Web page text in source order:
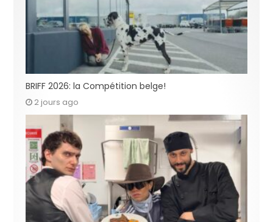
BRIFF 2026: la Compétition belge!
2 jours ago